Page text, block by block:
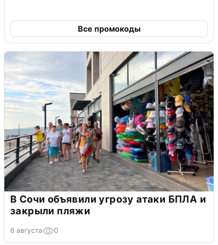
Все промокоды
В Сочи объявили угрозу атаки БПЛА и
закрыли пляжи
6 августа 0